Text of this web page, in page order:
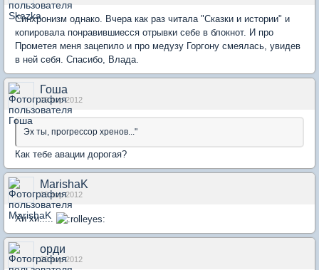
Синхронизм однако. Вчера как раз читала "Сказки и истории" и
копировала понравившиесся отрывки себе в блокнот. И про
Прометея меня зацепило и про медузу Горгону смеялась, увидев
в ней себя. Спасибо, Влада.
Гоша
19 апр 2012
Эх ты, прогрессор хренов..."
Как тебе авации дорогая?
MarishaK
19 апр 2012
Хи хи.....
орди
20 апр 2012